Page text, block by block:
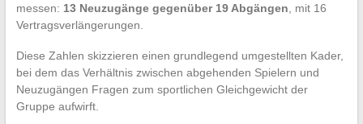
messen: 13 Neuzugänge gegenüber 19 Abgängen , mit 16
Vertragsverlängerungen.
Diese Zahlen skizzieren einen grundlegend umgestellten Kader,
bei dem das Verhältnis zwischen abgehenden Spielern und
Neuzugängen Fragen zum sportlichen Gleichgewicht der
Gruppe aufwirft.